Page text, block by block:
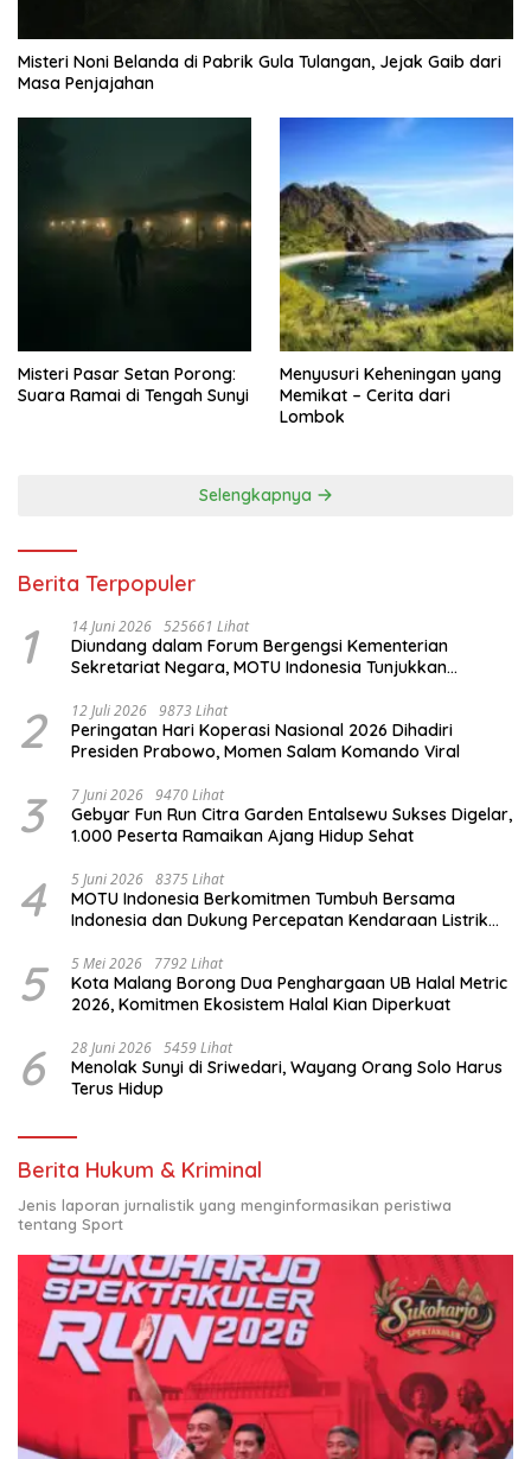
Misteri Noni Belanda di Pabrik Gula Tulangan, Jejak Gaib dari
Masa Penjajahan
Misteri Pasar Setan Porong:
Suara Ramai di Tengah Sunyi
Menyusuri Keheningan yang
Memikat – Cerita dari
Lombok
Selengkapnya
Berita Terpopuler
1 14 Juni 2026 525661 Lihat
Diundang dalam Forum Bergengsi Kementerian
Sekretariat Negara, MOTU Indonesia Tunjukkan
2 12 Juli 2026 9873 Lihat
Peringatan Hari Koperasi Nasional 2026 Dihadiri
Presiden Prabowo, Momen Salam Komando Viral
3 7 Juni 2026 9470 Lihat
Gebyar Fun Run Citra Garden Entalsewu Sukses Digelar,
1.000 Peserta Ramaikan Ajang Hidup Sehat
4 5 Juni 2026 8375 Lihat
MOTU Indonesia Berkomitmen Tumbuh Bersama
Indonesia dan Dukung Percepatan Kendaraan Listrik
5 5 Mei 2026 7792 Lihat
Kota Malang Borong Dua Penghargaan UB Halal Metric
2026, Komitmen Ekosistem Halal Kian Diperkuat
6 28 Juni 2026 5459 Lihat
Menolak Sunyi di Sriwedari, Wayang Orang Solo Harus
Terus Hidup
Berita Hukum & Kriminal
Jenis laporan jurnalistik yang menginformasikan peristiwa
tentang Sport